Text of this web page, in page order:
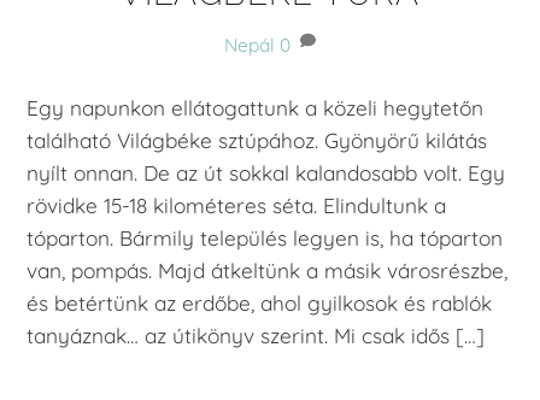
Nepál 0
Egy napunkon ellátogattunk a közeli hegytetőn
található Világbéke sztúpához. Gyönyörű kilátás
nyílt onnan. De az út sokkal kalandosabb volt. Egy
rövidke 15-18 kilométeres séta. Elindultunk a
tóparton. Bármily település legyen is, ha tóparton
van, pompás. Majd átkeltünk a másik városrészbe,
és betértünk az erdőbe, ahol gyilkosok és rablók
tanyáznak… az útikönyv szerint. Mi csak idős […]